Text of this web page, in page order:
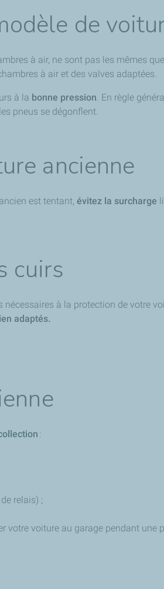
de
à air, ne sont pas les mêmes
à air et des valves adaptées.
à la bonne pression . En règle
pneus se dégonflent.
ancienne
est tentant, évitez la surcharge
cuirs
à la protection de votre
adaptés.
:
relais) ;
voiture au garage pendant une